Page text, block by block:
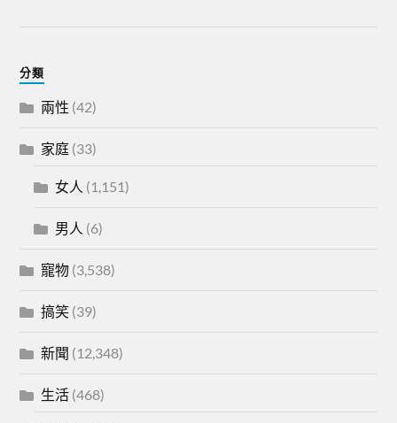
分類
兩性 (42)
家庭 (33)
女人 (1,151)
男人 (6)
寵物 (3,538)
搞笑 (39)
新聞 (12,348)
生活 (468)